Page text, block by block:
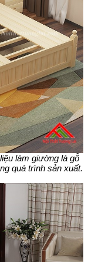
làm giường là gỗ
quá trình sản xuất.